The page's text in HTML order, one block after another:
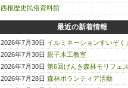
西根歴史民俗資料館
最近の新着情報
2026年7月30日 イルミネーションすいぞく
2026年7月30日 親子木工教室
2026年7月30日 第6回げんき森林モリフェ
2026年7月28日 森林ボランティア活動